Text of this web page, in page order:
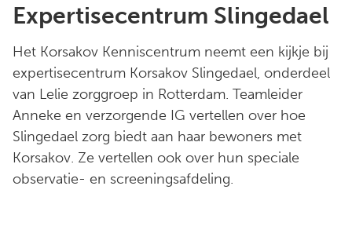
Expertisecentrum Slingedael
Het Korsakov Kenniscentrum neemt een kijkje bij
expertisecentrum Korsakov Slingedael, onderdeel
van Lelie zorggroep in Rotterdam. Teamleider
Anneke en verzorgende IG vertellen over hoe
Slingedael zorg biedt aan haar bewoners met
Korsakov. Ze vertellen ook over hun speciale
observatie- en screeningsafdeling.